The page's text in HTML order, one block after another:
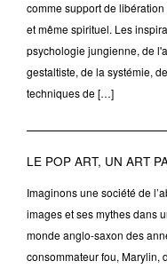
comme support de
et même spirituel. Les
psychologie jungienne, de
gestaltiste, de la systémie,
techniques de […]
LE POP ART, UN ART
Imaginons une société de
images et ses mythes dans
monde anglo-saxon des
consommateur fou, Marylin,